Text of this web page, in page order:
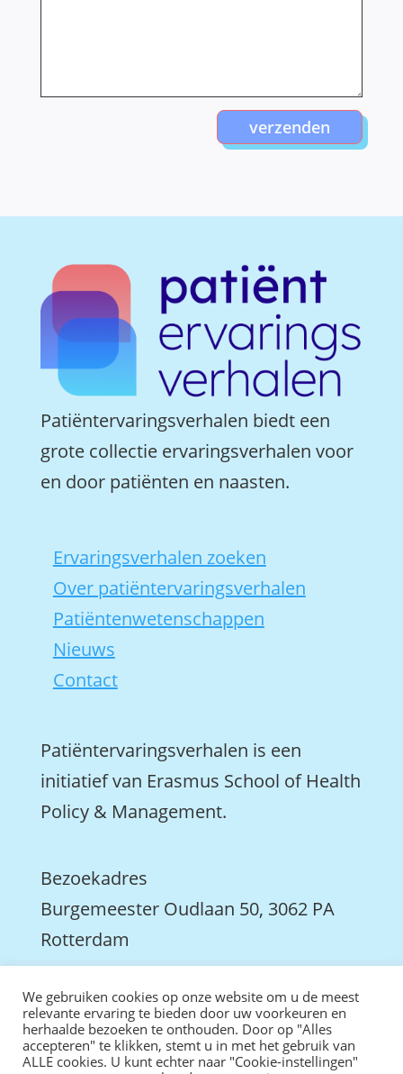
verzenden
Patiëntervaringsverhalen biedt een
grote collectie ervaringsverhalen voor
en door patiënten en naasten.
Ervaringsverhalen zoeken
Over patiëntervaringsverhalen
Patiëntenwetenschappen
Nieuws
Contact
Patiëntervaringsverhalen is een
initiatief van Erasmus School of Health
Policy & Management.
Bezoekadres
Burgemeester Oudlaan 50, 3062 PA
Rotterdam
 We zijn ook actief op LinkedIn
We gebruiken cookies op onze website om u de meest
relevante ervaring te bieden door uw voorkeuren en
herhaalde bezoeken te onthouden. Door op "Alles
accepteren" te klikken, stemt u in met het gebruik van
ALLE cookies. U kunt echter naar "Cookie-instellingen"